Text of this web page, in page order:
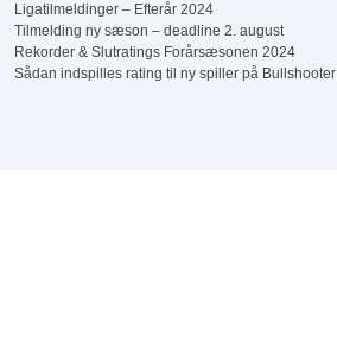
Ligatilmeldinger – Efterår 2024
Tilmelding ny sæson – deadline 2. august
Rekorder & Slutratings Forårsæsonen 2024
Sådan indspilles rating til ny spiller på Bullshooter